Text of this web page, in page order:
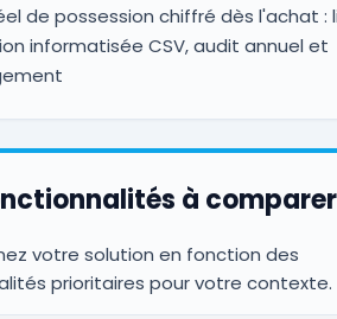
de possession chiffré dès l'achat :
informatisée CSV, audit annuel et
à comparer
votre solution en fonction des
prioritaires pour votre contexte.